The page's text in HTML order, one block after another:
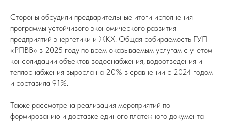
Стороны обсудили предварительные итоги исполнения
программы устойчивого экономического развития
предприятий энергетики и ЖКХ. Общая собираемость ГУП
«РПВВ» в 2025 году по всем оказываемым услугам с учетом
консолидации объектов водоснабжения, водоотведения и
теплоснабжения выросла на 20% в сравнении с 2024 годом
и составила 91%.
Также рассмотрена реализация мероприятий по
формированию и доставке единого платежного документа